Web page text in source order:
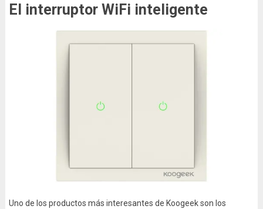
El interruptor WiFi inteligente
Uno de los productos más interesantes de Koogeek son los